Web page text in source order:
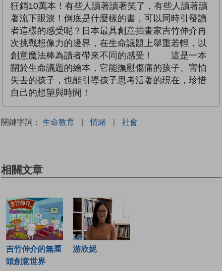
狂銷10萬本！有些人讀著讀著笑了，有些人讀著讀
著流下眼淚！倒底是什麼樣的書，可以同時引發讀
者這樣的感受呢？日本最具創意插畫家吉竹伸介再
次挑戰想像力的邊界，在生命議題上舉重若輕，以
創意魔法棒為讀者帶來不同的感受！ 這是一本
關於生命議題的繪本，它能撫慰傷痛的孩子、害怕
失去的孩子，也能引導孩子思考活著的現在，珍惜
自己的想望與時間！
關鍵字詞： 生命教育 | 情緒 | 社會
相關文章
吉竹伸介的無厘
頭創意世界
游欣妮